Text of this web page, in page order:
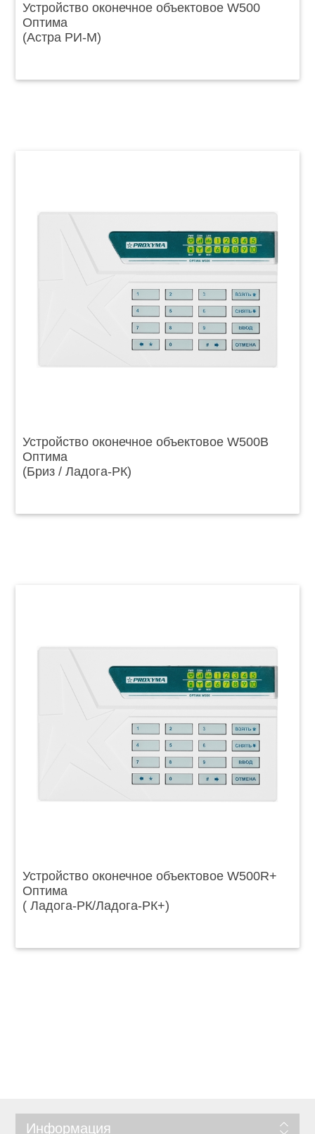
Устройство оконечное объектовое W500
Оптима
(Астра РИ-М)
Устройство оконечное объектовое W500B
Оптима
(Бриз / Ладога-РК)
Устройство оконечное объектовое W500R+
Оптима
( Ладога-РК/Ладога-РК+)
Информация